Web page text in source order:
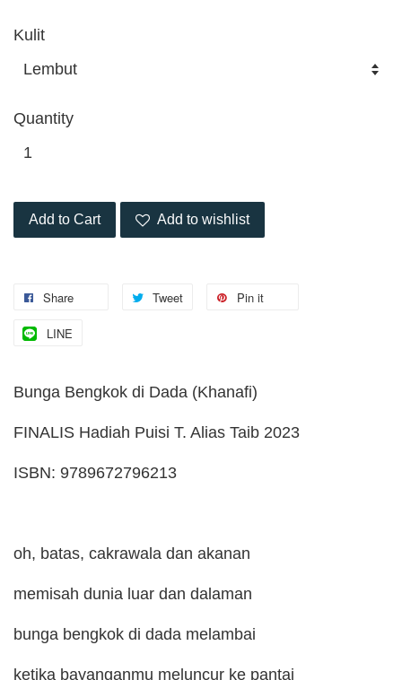
Kulit
Quantity
Add to Cart Add to wishlist
Share Tweet Pin it
LINE
Bunga Bengkok di Dada (Khanafi)
FINALIS Hadiah Puisi T. Alias Taib 2023
ISBN: 9789672796213
oh, batas, cakrawala dan akanan
memisah dunia luar dan dalaman
bunga bengkok di dada melambai
ketika bayanganmu meluncur ke pantai